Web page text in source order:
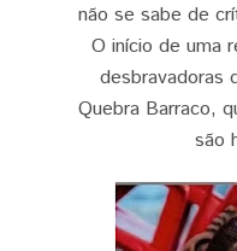
não se sabe de
O início de uma
desbravadoras
Quebra Barraco,
são